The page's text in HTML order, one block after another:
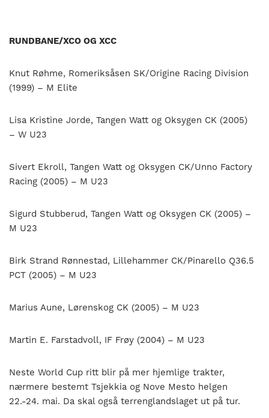
RUNDBANE/XCO OG XCC
Knut Røhme, Romeriksåsen SK/Origine Racing Division
(1999) – M Elite
Lisa Kristine Jorde, Tangen Watt og Oksygen CK (2005)
– W U23
Sivert Ekroll, Tangen Watt og Oksygen CK/Unno Factory
Racing (2005) – M U23
Sigurd Stubberud, Tangen Watt og Oksygen CK (2005) –
M U23
Birk Strand Rønnestad, Lillehammer CK/Pinarello Q36.5
PCT (2005) – M U23
Marius Aune, Lørenskog CK (2005) – M U23
Martin E. Farstadvoll, IF Frøy (2004) – M U23
Neste World Cup ritt blir på mer hjemlige trakter,
nærmere bestemt Tsjekkia og Nove Mesto helgen
22.-24. mai. Da skal også terrenglandslaget ut på tur.